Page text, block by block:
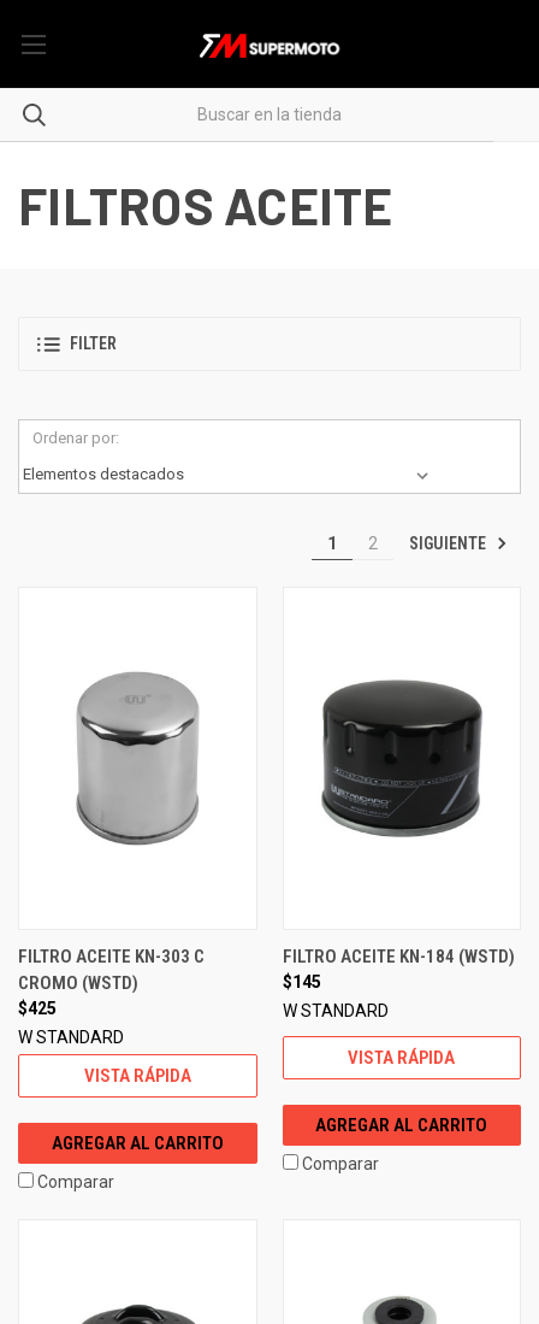
FILTROS ACEITE
FILTER
Ordenar por:
1 2 SIGUIENTE
FILTRO ACEITE KN-303 C
CROMO (WSTD)
$425
W STANDARD
VISTA RÁPIDA
AGREGAR AL CARRITO
Comparar
FILTRO ACEITE KN-184 (WSTD)
$145
W STANDARD
VISTA RÁPIDA
AGREGAR AL CARRITO
Comparar